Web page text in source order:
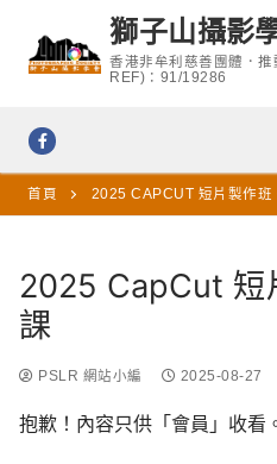
content
獅子山攝影
香港非牟利慈善團體．
REF)：91/19286
首頁 2025 CAPCUT 短片製作班
2025 CapCut 短
課
PSLR 網站小編 2025-08-27
抱歉！內容只供「會員」收看